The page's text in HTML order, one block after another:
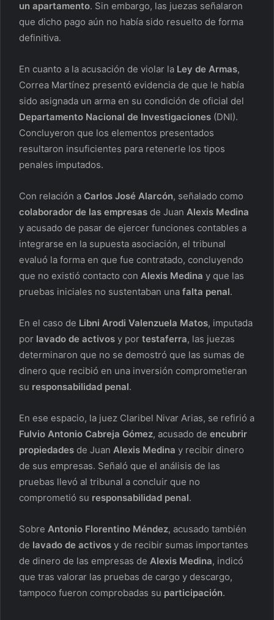
un apartamento. Sin embargo, las juezas señalaron
que dicho pago aún no había sido resuelto de forma
definitiva.
En cuanto a la acusación de violar la Ley de Armas,
Correa Martínez presentó evidencia de que le había
sido asignada un arma en su condición de oficial del
Departamento Nacional de Investigaciones (DNI).
Concluyeron que los elementos presentados
resultaron insuficientes para retenerle los tipos
penales imputados.
Con relación a Carlos José Alarcón, señalado como
colaborador de las empresas de Juan Alexis Medina
y acusado de pasar de ejercer funciones contables a
integrarse en la supuesta asociación, el tribunal
evaluó la forma en que fue contratado, concluyendo
que no existió contacto con Alexis Medina y que las
pruebas iniciales no sustentaban una falta penal.
En el caso de Libni Arodi Valenzuela Matos, imputada
por lavado de activos y por testaferra, las juezas
determinaron que no se demostró que las sumas de
dinero que recibió en una inversión comprometieran
su responsabilidad penal.
En ese espacio, la juez Claribel Nivar Arias, se refirió a
Fulvio Antonio Cabreja Gómez, acusado de encubrir
propiedades de Juan Alexis Medina y recibir dinero
de sus empresas. Señaló que el análisis de las
pruebas llevó al tribunal a concluir que no
comprometió su responsabilidad penal.
Sobre Antonio Florentino Méndez, acusado también
de lavado de activos y de recibir sumas importantes
de dinero de las empresas de Alexis Medina, indicó
que tras valorar las pruebas de cargo y descargo,
tampoco fueron comprobadas su participación.